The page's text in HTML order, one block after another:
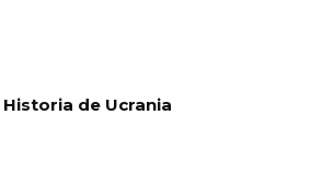
Historia de Ucrania